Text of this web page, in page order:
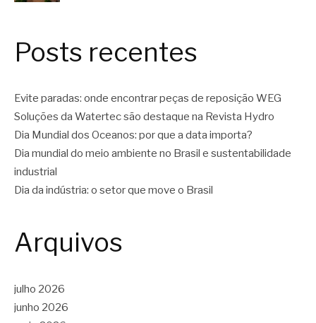
Posts recentes
Evite paradas: onde encontrar peças de reposição WEG
Soluções da Watertec são destaque na Revista Hydro
Dia Mundial dos Oceanos: por que a data importa?
Dia mundial do meio ambiente no Brasil e sustentabilidade
industrial
Dia da indústria: o setor que move o Brasil
Arquivos
julho 2026
junho 2026